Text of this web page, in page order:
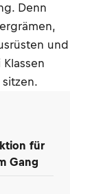
Denn
und
für
Gang